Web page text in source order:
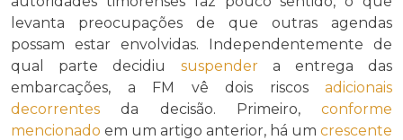
levanta preocupações de que outras agendas
possam estar envolvidas. Independentemente de
qual parte decidiu suspendera entrega das
embarcações, a FM vê dois riscos adicionais
decorrentes da decisão. Primeiro, conforme
mencionado em um artigo anterior, há um crescente